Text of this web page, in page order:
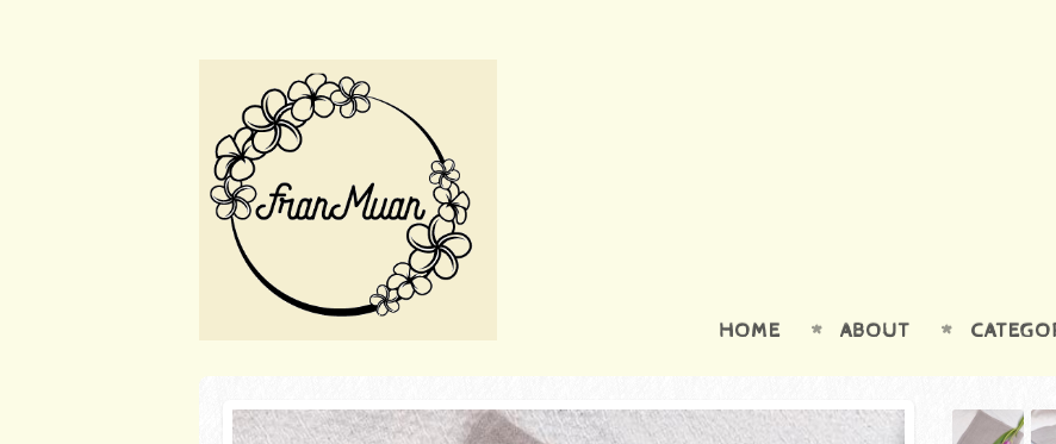
HOME ABOUT